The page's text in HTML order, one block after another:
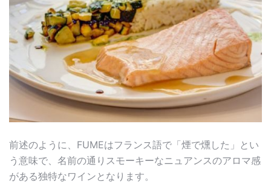
前述のように、FUMEはフランス語で「煙で燻した」とい
う意味で、名前の通りスモーキーなニュアンスのアロマ感
がある独特なワインとなります。